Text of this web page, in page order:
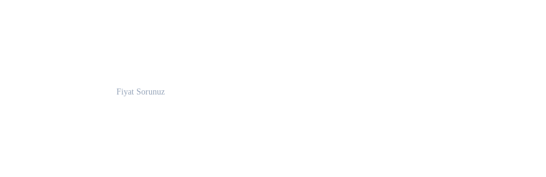
Fiyat Sorunuz